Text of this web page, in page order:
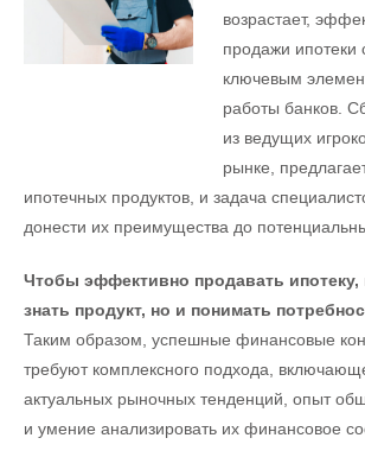
возрастает,
продажи ипотеки
ключевым
работы банков.
из ведущих
рынке,
ипотечных продуктов, и задача
донести их преимущества до
Чтобы эффективно продавать ипотеку,
знать продукт, но и понимать
Таким образом, успешные финансовые
требуют комплексного подхода,
актуальных рыночных тенденций, опыт
и умение анализировать их финансовое